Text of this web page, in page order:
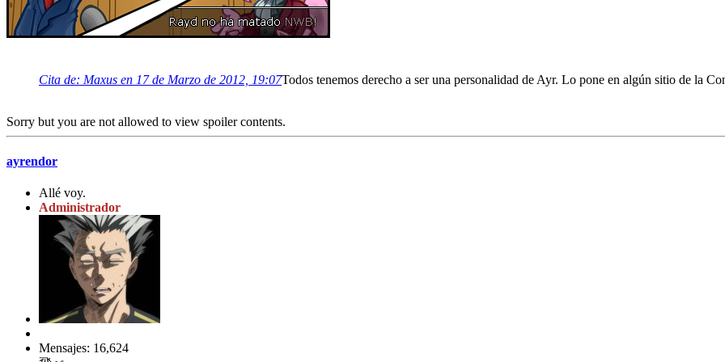
Cita de: Maxus en 17 de Marzo de 2012, 19:07Todos tenemos derecho a ser una personalidad de Ayr. Lo pone en algún sitio de la
Sorry but you are not allowed to view spoiler contents.
ayrendor
Allé voy.
Administrador
Mensajes: 16,624